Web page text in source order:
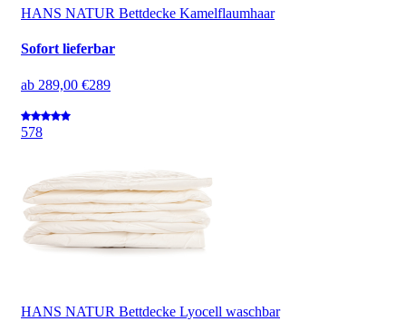
HANS NATUR Bettdecke Kamelflaumhaar
Sofort lieferbar
ab 289,00 €289
578
HANS NATUR Bettdecke Lyocell waschbar